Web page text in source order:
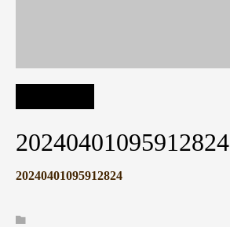
20240401095912824
20240401095912824